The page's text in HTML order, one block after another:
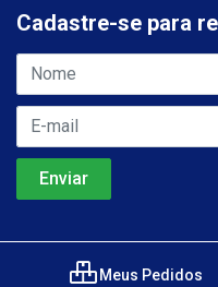
Cadastre-se para
Meus Pedidos